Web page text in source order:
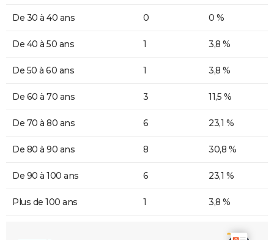
De 30 à 40 ans 0 0 %
De 40 à 50 ans 1 3,8 %
De 50 à 60 ans 1 3,8 %
De 60 à 70 ans 3 11,5 %
De 70 à 80 ans 6 23,1 %
De 80 à 90 ans 8 30,8 %
De 90 à 100 ans 6 23,1 %
Plus de 100 ans 1 3,8 %